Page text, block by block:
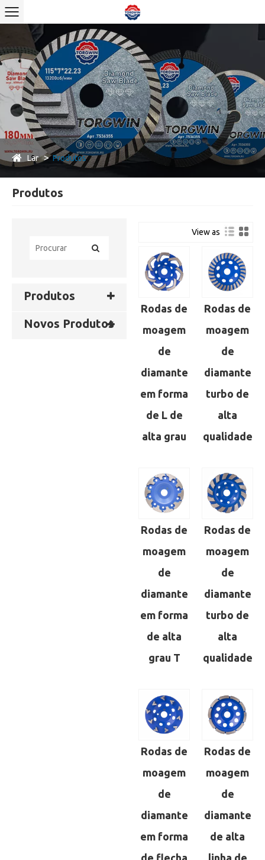
Lar Produtos
Produtos
Produtos
Novos Produtos
View as
Rodas de
moagem
de
diamante
em forma
de L de
alta grau
Rodas de
moagem
de
diamante
turbo de
alta
qualidade
Rodas de
moagem
de
diamante
em forma
de alta
grau T
Rodas de
moagem
de
diamante
turbo de
alta
qualidade
Rodas de
moagem
de
diamante
em forma
de flecha
Rodas de
moagem
de
diamante
de alta
linha de